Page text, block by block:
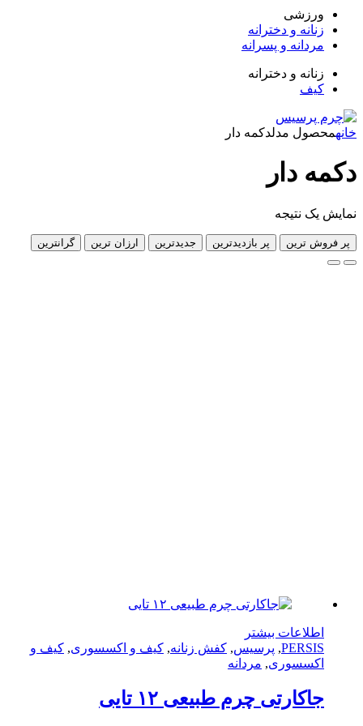
و دخترانه
و پسرانه
و دخترانه
مدلدکمه دار
دار
نتیجه
ترین پر بازدیدترین جدیدترین ارزان ترین گرانترین
بیشتر
پرسیس, کفش زنانه,کیف و اکسسوری,کیف و
,مردانه
چرم طبیعی ۱۲ تایی